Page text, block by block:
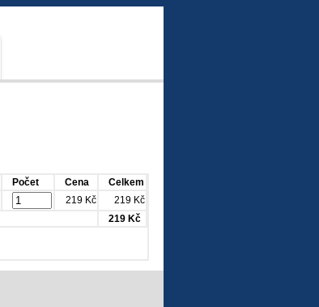
Počet Cena
Celkem
219 Kč
219 Kč
219 Kč